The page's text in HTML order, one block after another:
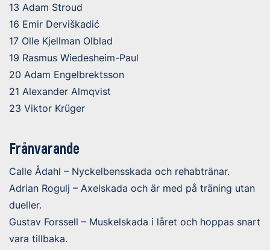
13 Adam Stroud
16 Emir Derviškadić
17 Olle Kjellman Olblad
19 Rasmus Wiedesheim-Paul
20 Adam Engelbrektsson
21 Alexander Almqvist
23 Viktor Krüger
Frånvarande
Calle Ådahl – Nyckelbensskada och rehabtränar.
Adrian Rogulj – Axelskada och är med på träning utan
dueller.
Gustav Forssell – Muskelskada i låret och hoppas snart
vara tillbaka.